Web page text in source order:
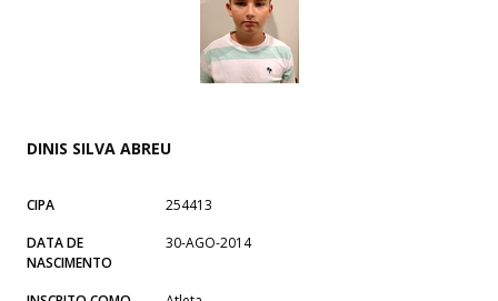
DINIS SILVA ABREU
CIPA
254413
DATA DE
NASCIMENTO
30-AGO-2014